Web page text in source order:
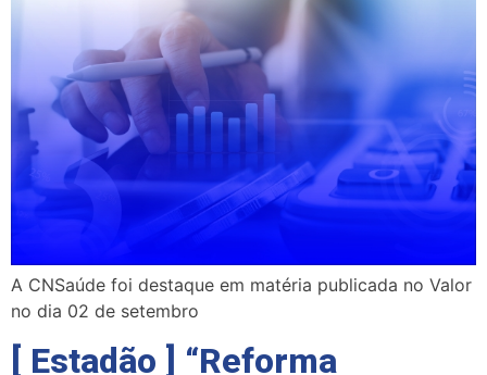
A CNSaúde foi destaque em matéria publicada no Valor
no dia 02 de setembro
[ Estadão ] “Reforma